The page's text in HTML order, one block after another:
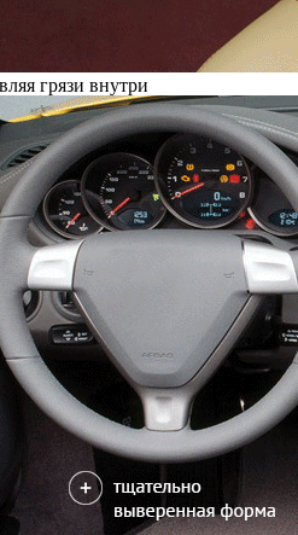
грязи внутри